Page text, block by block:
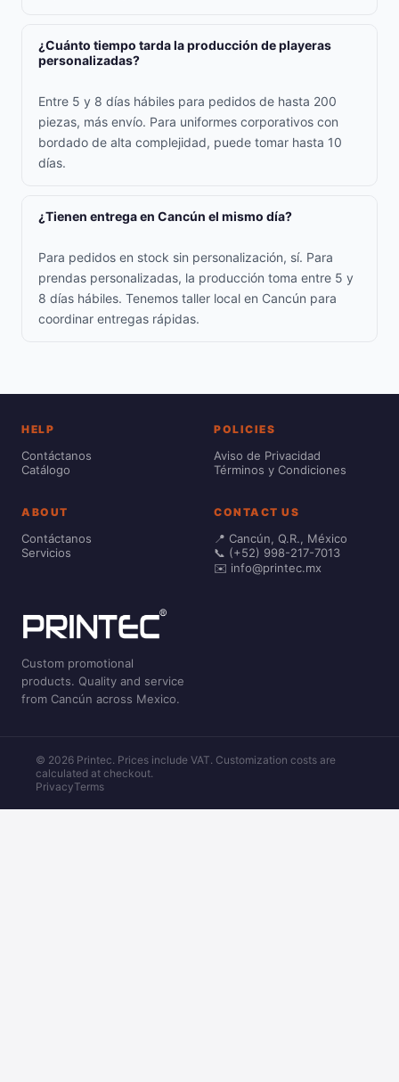
¿Cuánto tiempo tarda la producción de playeras
personalizadas?
Entre 5 y 8 días hábiles para pedidos de hasta 200
piezas, más envío. Para uniformes corporativos con
bordado de alta complejidad, puede tomar hasta 10
días.
¿Tienen entrega en Cancún el mismo día?
Para pedidos en stock sin personalización, sí. Para
prendas personalizadas, la producción toma entre 5 y
8 días hábiles. Tenemos taller local en Cancún para
coordinar entregas rápidas.
HELP
Contáctanos
Catálogo
POLICIES
Aviso de Privacidad
Términos y Condiciones
ABOUT
Contáctanos
Servicios
CONTACT US
📍 Cancún, Q.R., México
📞 (+52) 998-217-7013
✉️ info@printec.mx
Custom promotional
products. Quality and service
from Cancún across Mexico.
© 2026 Printec. Prices include VAT. Customization costs are
calculated at checkout.
PrivacyTerms